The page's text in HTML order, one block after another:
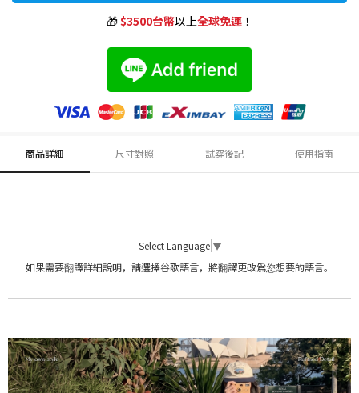
🎁$3500台幣以上全球免運！
商品詳細 尺寸對照 試穿後記 使用指南
Select Language ▼
如果需要翻譯詳細說明，請選擇谷歌語言，將翻譯更改爲您想要的語言。